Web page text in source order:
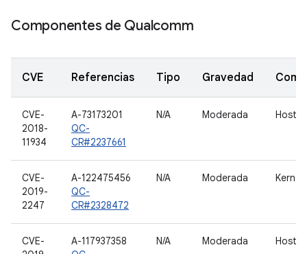
Componentes de Qualcomm
CVE Referencias Tipo Gravedad
CVE-
2018-
11934
A-73173201
QC-
CR#2237661
N/A Moderada Host
CVE-
2019-
2247
A-122475456
QC-
CR#2328472
N/A Moderada Kernel
CVE-
A-117937358
N/A Moderada Host